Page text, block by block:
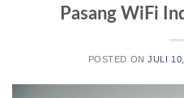
Pasang WiFi
POSTED ONJULI